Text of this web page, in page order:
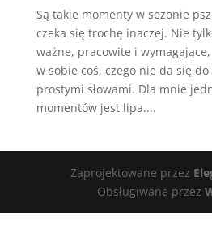
Są takie momenty w sezonie
czeka się trochę inaczej. Nie
ważne, pracowite i
w sobie coś, czego nie da się
prostymi słowami. Dla mnie
momentów jest lipa....
Zaprojektowane przez
Obsługiwane przez